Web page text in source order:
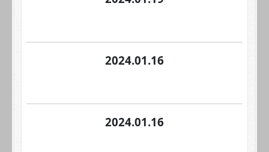
2024.01.16
2024.01.16